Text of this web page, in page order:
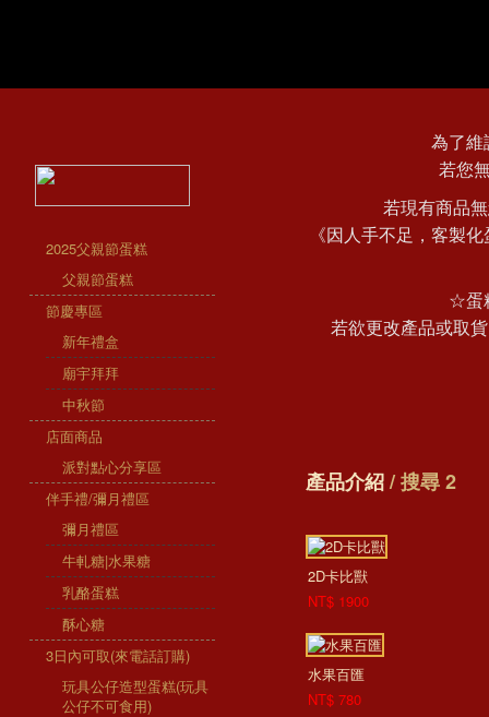
2025父親節蛋糕
父親節蛋糕
節慶專區
新年禮盒
廟宇拜拜
中秋節
店面商品
派對點心分享區
伴手禮/彌月禮區
彌月禮區
牛軋糖|水果糖
乳酪蛋糕
酥心糖
3日內可取(來電話訂購)
玩具公仔造型蛋糕(玩具
公仔不可食用)
為了維
若您
若現有商品
《因人手不足，客製
☆蛋
若欲更改產品或取
產品介紹/ 搜尋 2
2D卡比獸
NT$ 1900
水果百匯
NT$ 780